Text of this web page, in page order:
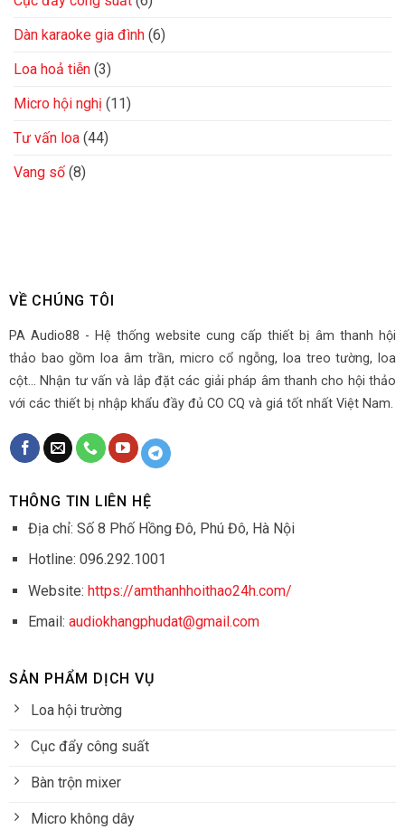
Dàn karaoke gia đình (6)
Loa hoả tiễn (3)
Micro hội nghị (11)
Tư vấn loa (44)
Vang số (8)
VỀ CHÚNG TÔI
PA Audio88 - Hệ thống website cung cấp thiết bị âm thanh hội
thảo bao gồm loa âm trần, micro cổ ngỗng, loa treo tường, loa
cột... Nhận tư vấn và lắp đặt các giải pháp âm thanh cho hội thảo
với các thiết bị nhập khẩu đầy đủ CO CQ và giá tốt nhất Việt Nam.
THÔNG TIN LIÊN HỆ
Địa chỉ: Số 8 Phố Hồng Đô, Phú Đô, Hà Nội
Hotline: 096.292.1001
Website: https://amthanhhoithao24h.com/
Email: audiokhangphudat@gmail.com
SẢN PHẨM DỊCH VỤ
Loa hội trường
Cục đẩy công suất
Bàn trộn mixer
Micro không dây